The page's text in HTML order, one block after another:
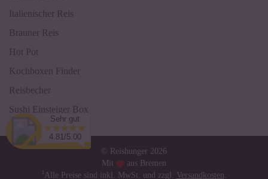
Italienischer Reis
Brauner Reis
Hot Pot
Kochboxen Finder
Reisbecher
Sushi Einsteiger Box
© Reishunger 2026
Mit
aus Bremen
¹Alle Preise sind inkl. MwSt. und zzgl. Versandkosten.
Sehr gut
4.81/5.00